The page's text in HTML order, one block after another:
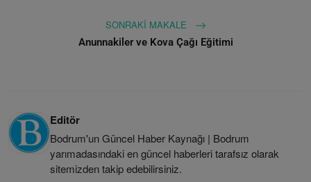
SONRAKI MAKALE
Anunnakiler ve Kova Çağı Eğitimi
Editör
Bodrum'un Güncel Haber Kaynağı | Bodrum
yarımadasındaki en güncel haberleri tarafsız olarak
sitemizden takip edebilirsiniz.